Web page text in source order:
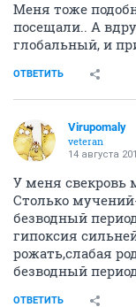
Меня тоже
посещали.. А
глобальный, и
ОТВЕТИТЬ
Virupomaly
veteran
14 августа
У меня свекровь
Столько
безводный
гипоксия
рожать,слабая
безводный
ОТВЕТИТЬ